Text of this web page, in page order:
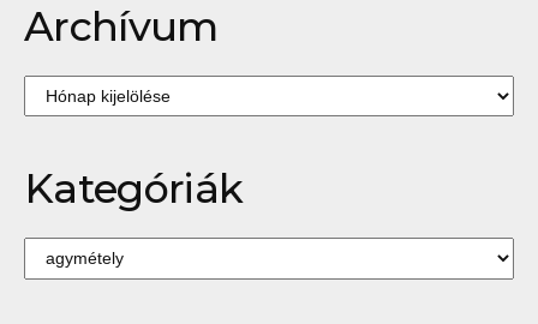
Archívum
Archívum
Kategóriák
Kategóriák